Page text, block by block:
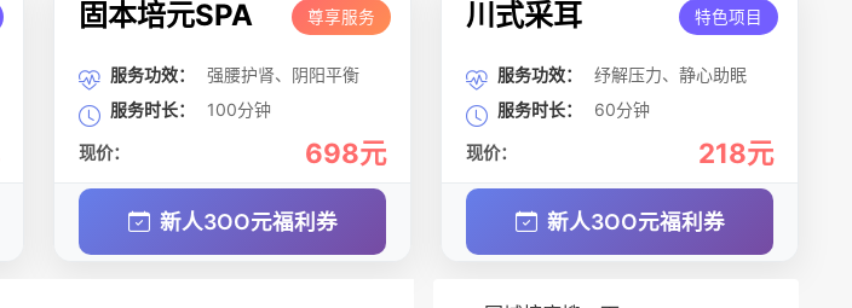
固本培元SPA 尊享服务
服务功效：
强腰护肾、阴阳平衡
服务时长：
100分钟
现价： 698元
新人3OO元福利券
川式采耳 特色项目
服务功效：
纾解压力、静心助眠
服务时长：
60分钟
现价： 218元
新人3OO元福利券